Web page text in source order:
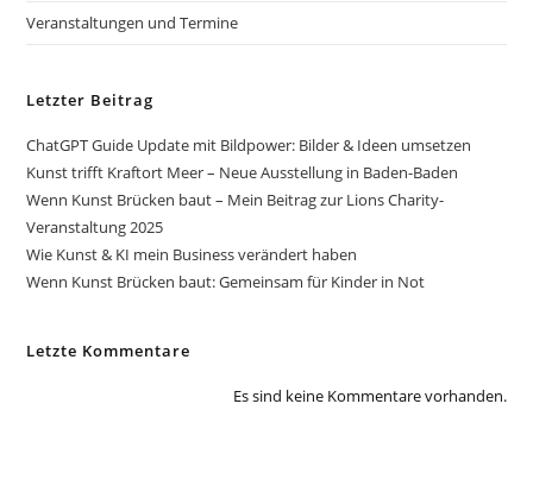
Veranstaltungen und Termine
Letzter Beitrag
ChatGPT Guide Update mit Bildpower: Bilder & Ideen umsetzen
Kunst trifft Kraftort Meer – Neue Ausstellung in Baden-Baden
Wenn Kunst Brücken baut – Mein Beitrag zur Lions Charity-
Veranstaltung 2025
Wie Kunst & KI mein Business verändert haben
Wenn Kunst Brücken baut: Gemeinsam für Kinder in Not
Letzte Kommentare
Es sind keine Kommentare vorhanden.